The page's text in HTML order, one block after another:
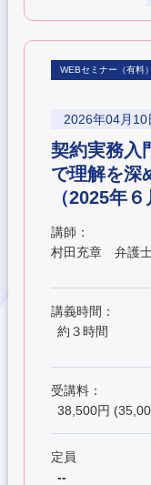
WEBセミナー（有料）
2026年04月
契約実務入
で理解を深
（2025年６
講師：
村田充章 弁護士
講義時間：
約３時間
受講料：
38,500円
定員
--